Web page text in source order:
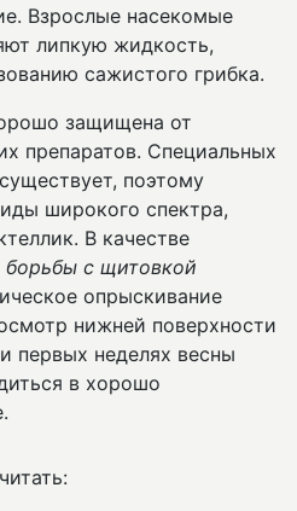
Взрослые насекомые
липкую жидкость,
сажистого грибка.
защищена от
препаратов. Специальных
поэтому
широкого спектра,
В качестве
с щитовкой
опрыскивание
нижней поверхности
первых неделях весны
в хорошо